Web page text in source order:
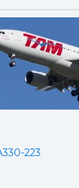
223